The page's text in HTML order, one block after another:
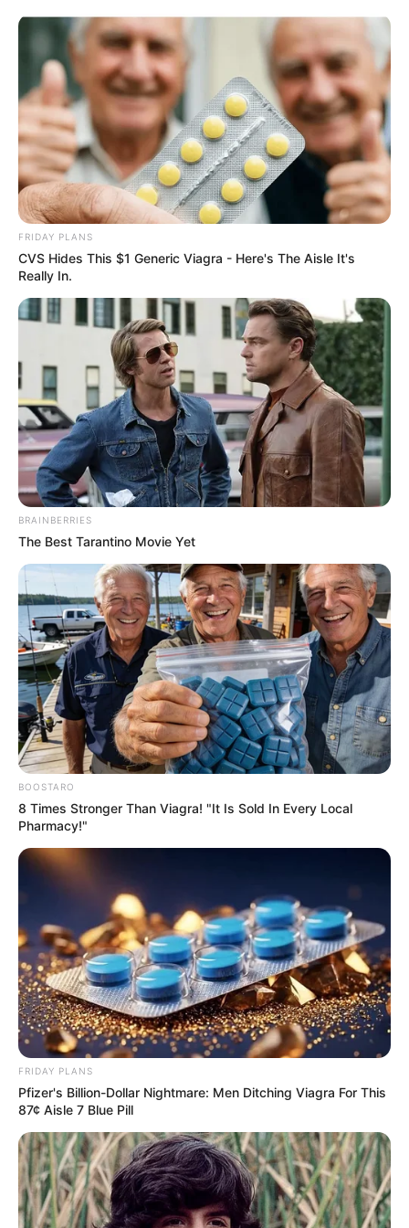
HOME
Home > Dorama > Entretenimento > Notícia >
Netflix - ‘Eu, Você
e Toda Uma Vida’: dorama sul-coreano aborda amizade.
Netflix - ‘Eu, Você e Toda Uma
Vida’: dorama sul-coreano
aborda amizade.
01:00 Dorama,Entretenimento,Notícia
Três amigos e três destinos
FRIDAY PLANS
CVS Hides This $1 Generic Viagra - Here's The Aisle It's
Really In.
BRAINBERRIES
The Best Tarantino Movie Yet
BOOSTARO
8 Times Stronger Than Viagra! "It Is Sold In Every Local
Pharmacy!"
FRIDAY PLANS
Pfizer's Billion-Dollar Nightmare: Men Ditching Viagra For This
87¢ Aisle 7 Blue Pill